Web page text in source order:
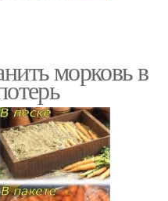
морковь в